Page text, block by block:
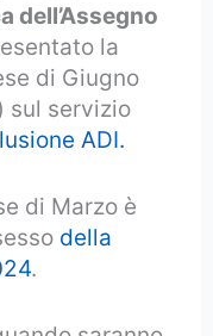
dell’Assegno
la
di Giugno
sul servizio
ADI.
di Marzo è
della
.